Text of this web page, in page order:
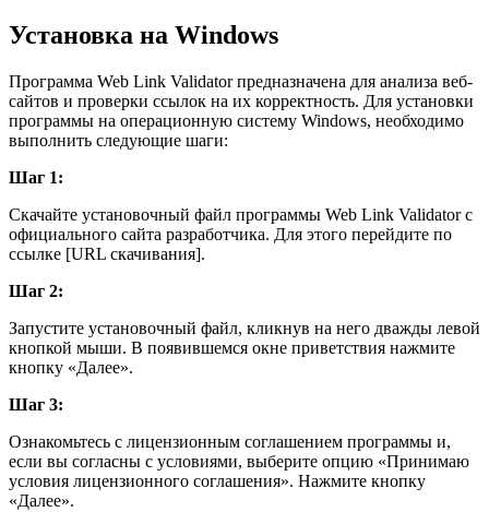
Установка на Windows
Программа Web Link Validator предназначена для анализа веб-
сайтов и проверки ссылок на их корректность. Для установки
программы на операционную систему Windows, необходимо
выполнить следующие шаги:
Шаг 1:
Скачайте установочный файл программы Web Link Validator с
официального сайта разработчика. Для этого перейдите по
ссылке [URL скачивания].
Шаг 2:
Запустите установочный файл, кликнув на него дважды левой
кнопкой мыши. В появившемся окне приветствия нажмите
кнопку «Далее».
Шаг 3:
Ознакомьтесь с лицензионным соглашением программы и,
если вы согласны с условиями, выберите опцию «Принимаю
условия лицензионного соглашения». Нажмите кнопку
«Далее».